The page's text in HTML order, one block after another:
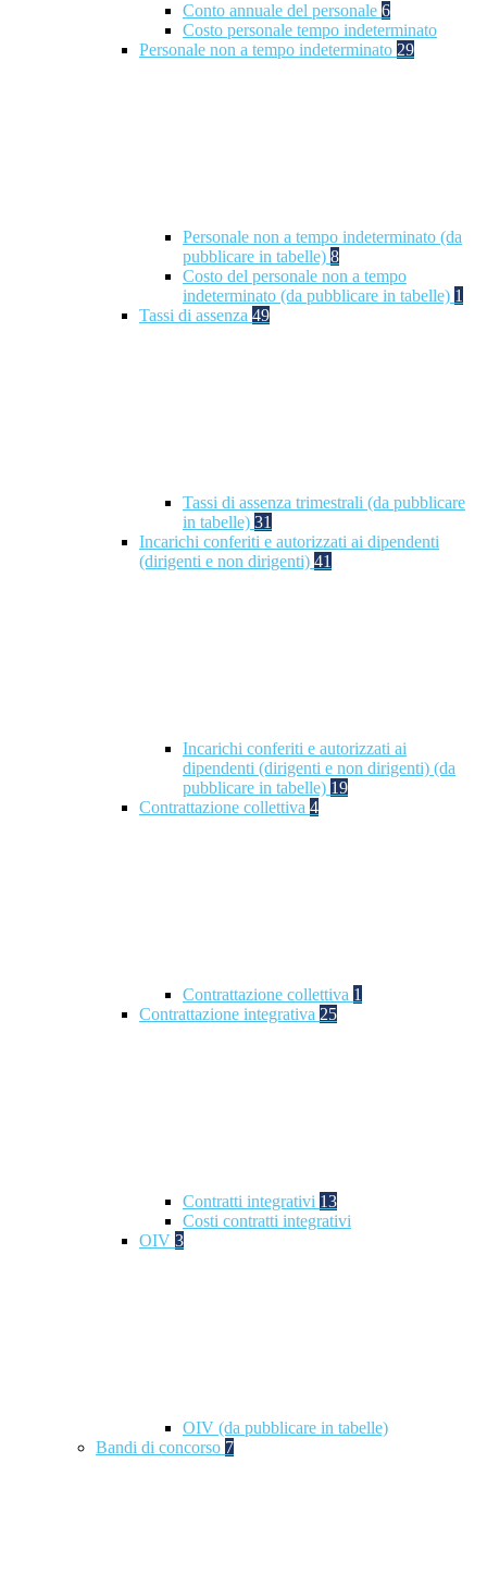
Conto annuale del personale 6
Costo personale tempo indeterminato
Personale non a tempo indeterminato 29
Personale non a tempo indeterminato (da
pubblicare in tabelle) 8
Costo del personale non a tempo
indeterminato (da pubblicare in tabelle) 1
Tassi di assenza 49
Tassi di assenza trimestrali (da pubblicare
in tabelle) 31
Incarichi conferiti e autorizzati ai dipendenti
(dirigenti e non dirigenti) 41
Incarichi conferiti e autorizzati ai
dipendenti (dirigenti e non dirigenti) (da
pubblicare in tabelle) 19
Contrattazione collettiva 4
Contrattazione collettiva 1
Contrattazione integrativa 25
Contratti integrativi 13
Costi contratti integrativi
OIV 3
OIV (da pubblicare in tabelle)
Bandi di concorso 7